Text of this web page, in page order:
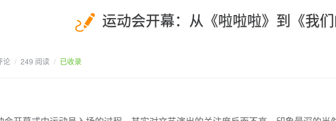
运动会开幕：从《啦啦啦》到《我们
论 / 249 阅读 / 已收录